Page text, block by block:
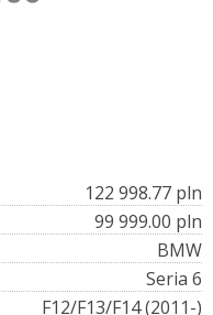
122 998.77 pln
99 999.00 pln
BMW
Seria 6
F12/F13/F14 (2011-)